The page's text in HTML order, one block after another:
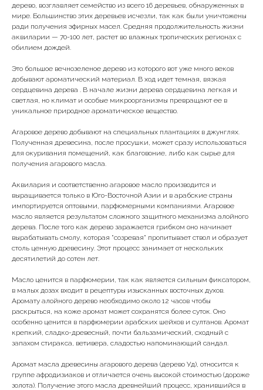
дерево, возглавляет семейство из всего 16 деревьев, обнаруженных в
мире. Большинство этих деревьев исчезли, так как были уничтожены
ради получения эфирных масел. Средняя продолжительность жизни
аквиларии — 70-100 лет, растет во влажных тропических регионах с
обилием дождей.
Это большое вечнозеленое дерево из которого вот уже много веков
добывают ароматический материал. В ход идет темная, вязкая
сердцевина дерева . В начале жизни дерева сердцевина легкая и
светлая, но климат и особые микроорганизмы превращают ее в
уникальное природное ароматическое вещество.
Агаровое дерево добывают на специальных плантациях в джунглях.
Полученная древесина, после просушки, может сразу использоваться
для окуривания помещений, как благовоние, либо как сырье для
получения агарового масла.
Аквилария и соответственно агаровое масло производится и
выращивается только в Юго-Восточной Азии и в арабские страны
импортируется оптовыми, парфюмерными компаниями. Агаровое
масло является результатом сложного защитного механизма алойного
дерева. После того как дерево заражается грибком оно начинает
вырабатывать смолу, которая "созревая" пропитывает ствол и образует
столь ценную древесину. Этот процесс занимает от нескольких
десятилетий до сотен лет.
Масло ценится в парфюмерии, так как является сильным фиксатором,
в малых дозах входит в рецептуры изысканных восточных духов.
Аромату алойного дерево необходимо около 12 часов чтобы
раскрыться, на коже аромат может сохранятся более суток. Оно
особенно ценится в парфюмерии арабских шейхов и султанов. Аромат
крепкий, сладко-древесный, почти бальзамический, сходный с
запахом стиракса, ветивера, сладостью напоминающий сандал.
Аромат масла древесины агарового дерева (дерево Уд), относится к
группе афродизиаков и отличается очень высокой стоимостью (дороже
золота). Получение этого масла древнейший процесс, хранившийся в